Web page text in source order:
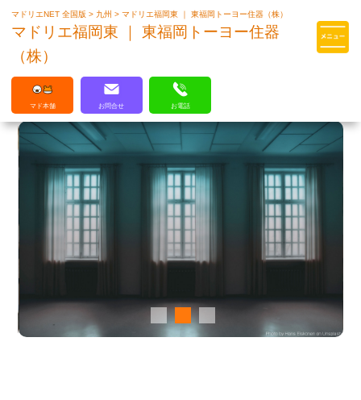
マドリエはLIXILの厳しい基準を
クリアした住まいのプロ集団です
マドリエNET 全国版> 九州>マドリエ福岡東 ｜ 東福岡トーヨー住器（株）
マドリエ福岡東 ｜ 東福岡トーヨー住器
（株）
マド本舗 お問合せ お電話